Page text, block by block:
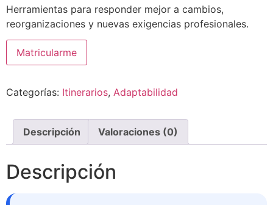
original
era:
49,00 €.
actual
es:
19,00 €.
Herramientas para responder mejor a cambios,
reorganizaciones y nuevas exigencias profesionales.
Desarrolla
agilidad
de
la
empresa
cantidad
Matricularme
Categorías: Itinerarios, Adaptabilidad
Descripción Valoraciones (0)
Descripción